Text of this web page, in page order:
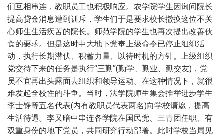
们互相串连，教职员工也积极响应。农学院学生因询问院长
提高贷金消息遭到训斥，学生们于是要求校长撤换这位不关
心师生生活疾苦的院长。师范学院的学生也再次提出改善伙
食的要求。但是这时中大地下党奉上级命令已停止组织活
动，执行长期潜伏、积蓄力量、以待时机的方针。上级组织
党交待下来的任务是执行“三勤”(勤学、勤业、勤交友)，党
员不宜再出头露面去组织和领导运动。在这种情况下，就很
难发起全校性的斗争。当时，法学院师生集会推举进步学生
李士铮等五名代表(内有教职员代表两名)向学校请愿，提高
生活待遇。李又暗中串连各学院在国民党、三青团任职、有
双重身份的地下党员，共同研究行动部署。此时学校当局见